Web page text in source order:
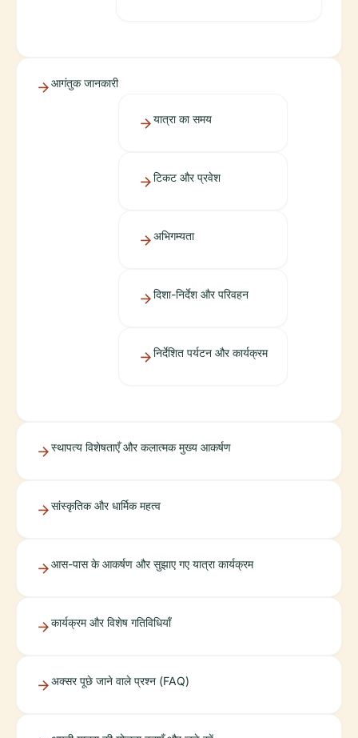
आगंतुक जानकारी
यात्रा का समय
टिकट और प्रवेश
अभिगम्यता
दिशा-निर्देश और परिवहन
निर्देशित पर्यटन और कार्यक्रम
स्थापत्य विशेषताएँ और कलात्मक मुख्य आकर्षण
सांस्कृतिक और धार्मिक महत्व
आस-पास के आकर्षण और सुझाए गए यात्रा कार्यक्रम
कार्यक्रम और विशेष गतिविधियाँ
अक्सर पूछे जाने वाले प्रश्न (FAQ)